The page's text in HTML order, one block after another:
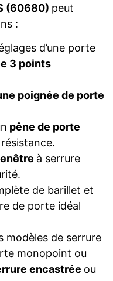
(60680) peut
:
d’une porte
3 points
poignée de porte
pêne de porte
à serrure
de barillet et
de porte idéal
modèles de serrure
monopoint ou
encastrée ou